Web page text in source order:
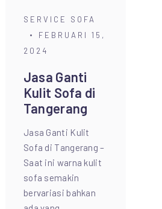
SERVICE SOFA
FEBRUARI 15,
2024
Jasa Ganti
Kulit Sofa di
Tangerang
Jasa Ganti Kulit
Sofa di Tangerang –
Saat ini warna kulit
sofa semakin
bervariasi bahkan